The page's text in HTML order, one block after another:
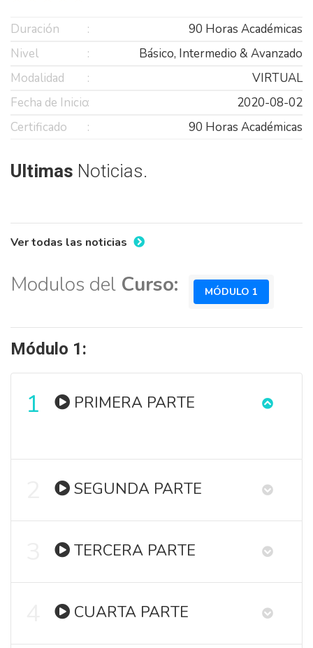
Duración
90 Horas Académicas
Nivel
Básico, Intermedio & Avanzado
Modalidad
VIRTUAL
Fecha de Inicio
2020-08-02
Certificado
90 Horas Académicas
Ultimas Noticias.
Ver todas las noticias
Modulos del Curso: MÓDULO 1
Módulo 1:
1 PRIMERA PARTE
SEGUNDA PARTE
TERCERA PARTE
CUARTA PARTE